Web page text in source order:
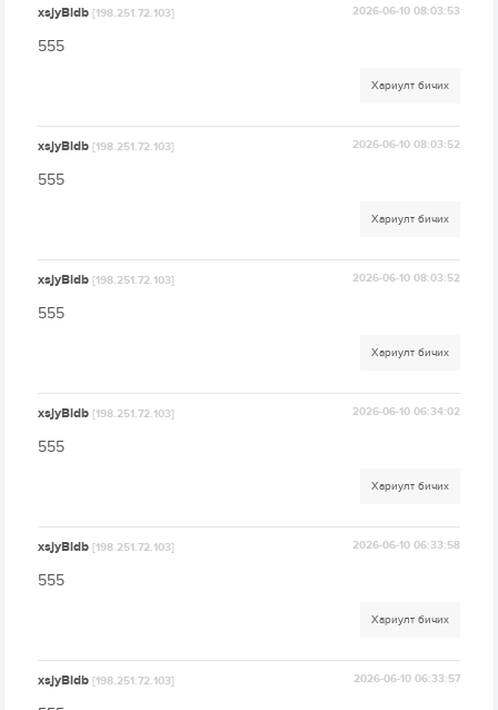
xsjyBldb[198.251.72.103] 2026-06-10 08:03:53
555
Хариулт бичих
xsjyBldb[198.251.72.103] 2026-06-10 08:03:52
555
Хариулт бичих
xsjyBldb[198.251.72.103] 2026-06-10 08:03:52
555
Хариулт бичих
xsjyBldb[198.251.72.103] 2026-06-10 06:34:02
555
Хариулт бичих
xsjyBldb[198.251.72.103] 2026-06-10 06:33:58
555
Хариулт бичих
xsjyBldb[198.251.72.103] 2026-06-10 06:33:57